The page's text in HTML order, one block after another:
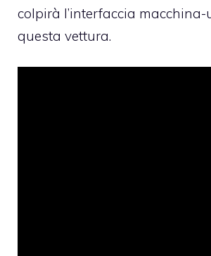
colpirà l’interfaccia macchina-
questa vettura.